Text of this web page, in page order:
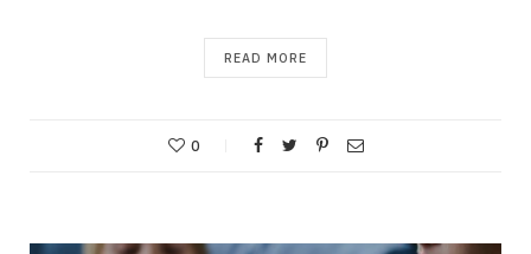
READ MORE
0